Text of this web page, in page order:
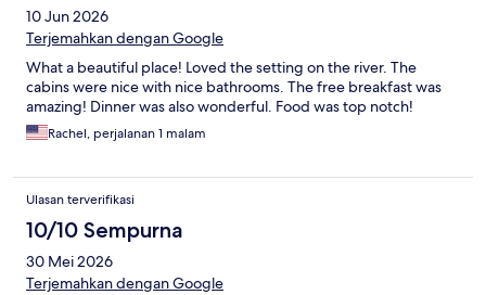
10 Jun 2026
Terjemahkan dengan Google
What a beautiful place! Loved the setting on the river. The
cabins were nice with nice bathrooms. The free breakfast was
amazing! Dinner was also wonderful. Food was top notch!
Rachel, perjalanan 1 malam
Ulasan terverifikasi
10/10 Sempurna
30 Mei 2026
Terjemahkan dengan Google